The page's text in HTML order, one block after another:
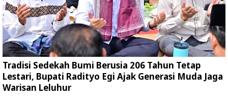
Tradisi Sedekah Bumi Berusia 206 Tahun Tetap
Lestari, Bupati Radityo Egi Ajak Generasi Muda Jaga
Warisan Leluhur